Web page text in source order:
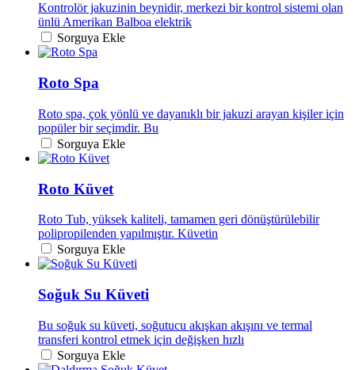
Kontrolör jakuzinin beynidir, merkezi bir kontrol sistemi olan
ünlü Amerikan Balboa elektrik
Sorguya Ekle
Roto Spa
Roto spa, çok yönlü ve dayanıklı bir jakuzi arayan kişiler için
popüler bir seçimdir. Bu
Sorguya Ekle
Roto Küvet
Roto Tub, yüksek kaliteli, tamamen geri dönüştürülebilir
polipropilenden yapılmıştır. Küvetin
Sorguya Ekle
Soğuk Su Küveti
Bu soğuk su küveti, soğutucu akışkan akışını ve termal
transferi kontrol etmek için değişken hızlı
Sorguya Ekle